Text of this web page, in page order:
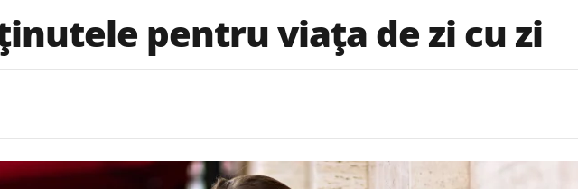
pentru viața de zi cu zi